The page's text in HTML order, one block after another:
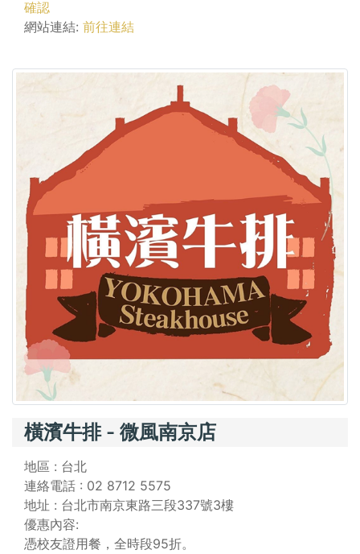
確認
網站連結: 前往連結
橫濱牛排 - 微風南京店
地區 : 台北
連絡電話 : 02 8712 5575
地址 : 台北市南京東路三段337號3樓
優惠內容:
憑校友證用餐，全時段95折。